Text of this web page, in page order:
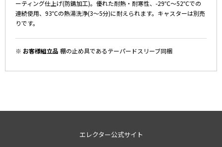
ーティング仕上げ(防錆加工)。優れた耐熱・耐寒性、-29℃～52℃での
連続使用、93℃の熱湯洗浄(3～5分)に耐えられます。キャスターは別売
りです。
※ お客様組立品 棚の止め具であるテーパードスリーブ同梱
エレクター公式サイト